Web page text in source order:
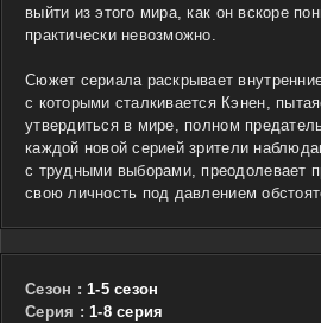
выйти из этого мира, как он вскоре
практически невозможно.
Сюжет сериала раскрывает
с которыми сталкивается Кэнен,
утвердиться в мире, полном
каждой новой серией зрители
с трудными выборами, преодолевает
свою личность под давлением
Сезон : 1-5 сезон
Cерия : 1-8 серия